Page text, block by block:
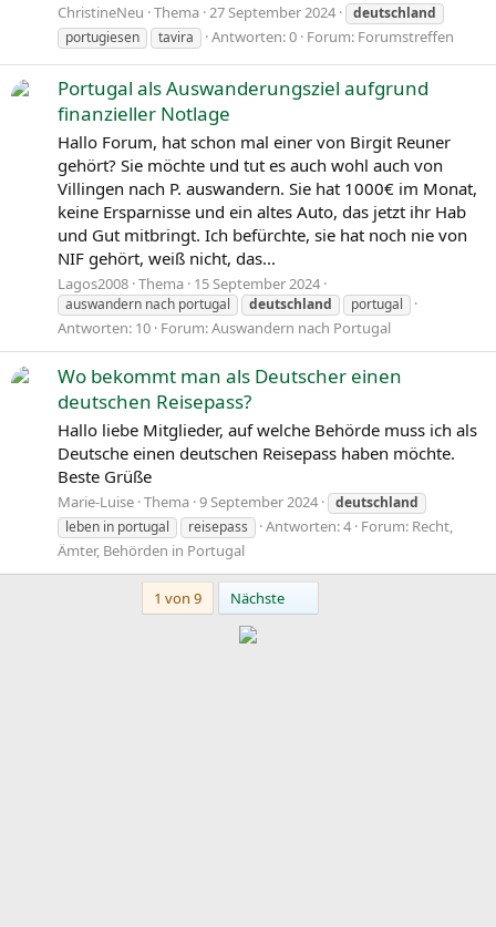
ChristineNeu Thema 27 September 2024
deutschland
portugiesen
tavira Antworten: 0 Forum: Forumstreffen
Portugal als Auswanderungsziel aufgrund
finanzieller Notlage
Hallo Forum, hat schon mal einer von Birgit Reuner
gehört? Sie möchte und tut es auch wohl auch von
Villingen nach P. auswandern. Sie hat 1000€ im Monat,
keine Ersparnisse und ein altes Auto, das jetzt ihr Hab
und Gut mitbringt. Ich befürchte, sie hat noch nie von
NIF gehört, weiß nicht, das...
Lagos2008 Thema 15 September 2024
auswandern nach portugal deutschland portugal
Antworten: 10 Forum:Auswandern nach Portugal
Wo bekommt man als Deutscher einen
deutschen Reisepass?
Hallo liebe Mitglieder, auf welche Behörde muss ich als
Deutsche einen deutschen Reisepass haben möchte.
Beste Grüße
Marie-Luise Thema 9 September 2024
deutschland
leben in portugal
reisepass Antworten: 4 Forum: Recht,
Ämter, Behörden in Portugal
1 von 9 Nächste